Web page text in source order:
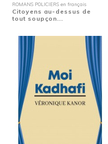
ROMANS POLICIERS en français
Citoyens au-dessus de
tout soupçon...